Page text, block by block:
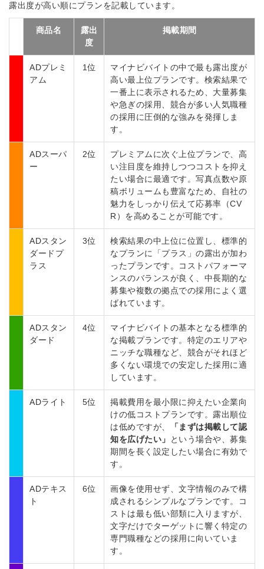
露出度が高い順にプランを記載しています。
商品名
露出
度
掲載期間
ADプレミ
アム
1位
マイナビバイトの中で最も露出度が
高い最上位プランです。検索結果で
一番上に表示されるため、大量募集
や急ぎの採用、競合が多い人気職種
の採用に圧倒的な強みを発揮しま
す。
ADスーパ
ー
2位
プレミアムに次ぐ上位プランで、高
い注目度を維持しつつコストを抑え
たい場合に最適です。写真点数や原
稿ボリュームも豊富なため、自社の
魅力をしっかり伝えて応募率（CV
R）を高めることが可能です。
ADスタン
ダードプ
ラス
3位
検索結果の中上位に位置し、標準的
なプランに「プラス」の露出が加わ
ったプランです。コストパフォーマ
ンスのバランスが良く、中長期的な
募集や複数の拠点での採用によく選
ばれています。
ADスタン
ダード
4位
マイナビバイトの基本となる標準的
な掲載プランです。特定のエリアや
ニッチな職種など、競合がそれほど
多くない環境での安定した採用に適
しています。
ADライト 5位
掲載費用を最小限に抑えたい企業向
けの低コストプランです。露出順位
は低めですが、
「まずは掲載して認
知を広げたい」
という場合や、募集
期間を長く設定したい場合に有効で
す。
ADテキス
ト
6位
画像を使用せず、文字情報のみで構
成されるシンプルなプランです。コ
ストは最も低い部類に入りますが、
文字だけでターゲットに響く特定の
専門職種などの採用に向いていま
す。